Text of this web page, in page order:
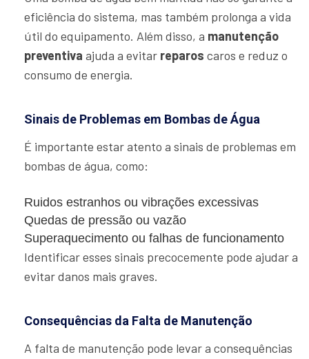
eficiência do sistema, mas também prolonga a vida
útil do equipamento. Além disso, a manutenção
preventiva ajuda a evitar reparos caros e reduz o
consumo de energia.
Sinais de Problemas em Bombas de Água
É importante estar atento a sinais de problemas em
bombas de água, como:
Ruidos estranhos ou vibrações excessivas
Quedas de pressão ou vazão
Superaquecimento ou falhas de funcionamento
Identificar esses sinais precocemente pode ajudar a
evitar danos mais graves.
Consequências da Falta de Manutenção
A falta de manutenção pode levar a consequências